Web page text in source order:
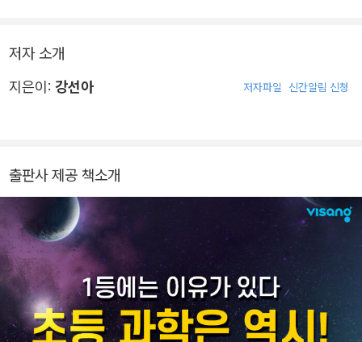
저자 소개
지은이: 강선아 저자파일 신간알림 신청
출판사 제공 책소개